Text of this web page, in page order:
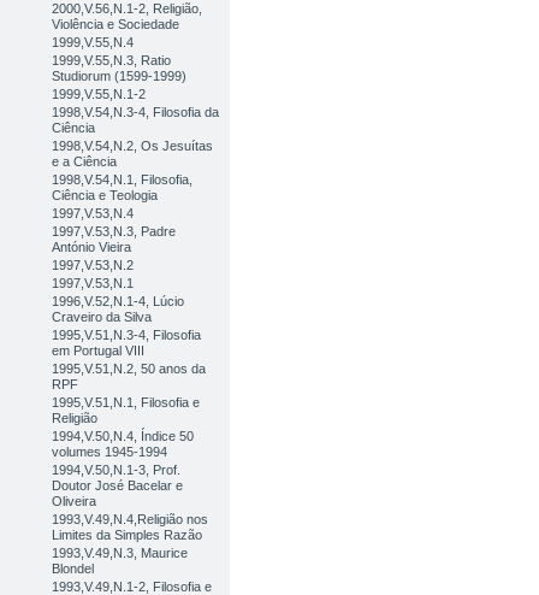
2000,V.56,N.1-2, Religião,
Violência e Sociedade
1999,V.55,N.4
1999,V.55,N.3, Ratio
Studiorum (1599-1999)
1999,V.55,N.1-2
1998,V.54,N.3-4, Filosofia da
Ciência
1998,V.54,N.2, Os Jesuítas
e a Ciência
1998,V.54,N.1, Filosofia,
Ciência e Teologia
1997,V.53,N.4
1997,V.53,N.3, Padre
António Vieira
1997,V.53,N.2
1997,V.53,N.1
1996,V.52,N.1-4, Lúcio
Craveiro da Silva
1995,V.51,N.3-4, Filosofia
em Portugal VIII
1995,V.51,N.2, 50 anos da
RPF
1995,V.51,N.1, Filosofia e
Religião
1994,V.50,N.4, Índice 50
volumes 1945-1994
1994,V.50,N.1-3, Prof.
Doutor José Bacelar e
Oliveira
1993,V.49,N.4,Religião nos
Limites da Simples Razão
1993,V.49,N.3, Maurice
Blondel
1993,V.49,N.1-2, Filosofia e